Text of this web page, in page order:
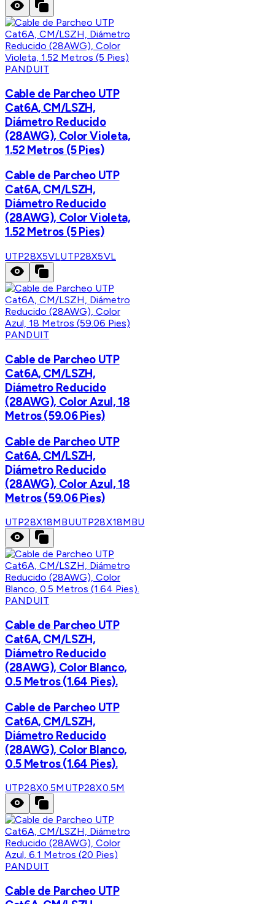
PANDUIT
Cable de Parcheo UTP
Cat6A, CM/LSZH,
Diámetro Reducido
(28AWG), Color Violeta,
1.52 Metros (5 Pies)
Cable de Parcheo UTP
Cat6A, CM/LSZH,
Diámetro Reducido
(28AWG), Color Violeta,
1.52 Metros (5 Pies)
UTP28X5VLUTP28X5VL
PANDUIT
Cable de Parcheo UTP
Cat6A, CM/LSZH,
Diámetro Reducido
(28AWG), Color Azul, 18
Metros (59.06 Pies)
Cable de Parcheo UTP
Cat6A, CM/LSZH,
Diámetro Reducido
(28AWG), Color Azul, 18
Metros (59.06 Pies)
UTP28X18MBUUTP28X18MBU
PANDUIT
Cable de Parcheo UTP
Cat6A, CM/LSZH,
Diámetro Reducido
(28AWG), Color Blanco,
0.5 Metros (1.64 Pies).
Cable de Parcheo UTP
Cat6A, CM/LSZH,
Diámetro Reducido
(28AWG), Color Blanco,
0.5 Metros (1.64 Pies).
UTP28X0.5M UTP28X0.5M
PANDUIT
Cable de Parcheo UTP